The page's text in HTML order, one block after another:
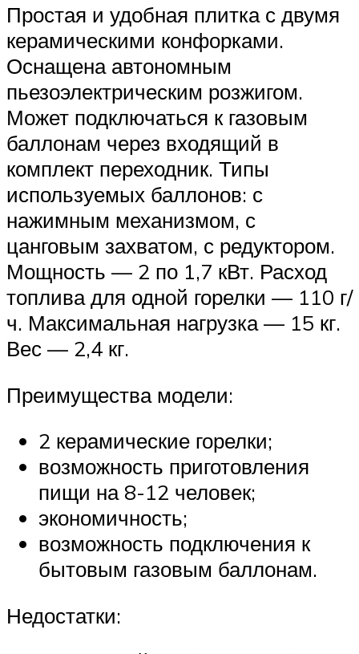
Простая и удобная плитка с двумя
керамическими конфорками.
Оснащена автономным
пьезоэлектрическим розжигом.
Может подключаться к газовым
баллонам через входящий в
комплект переходник. Типы
используемых баллонов: с
нажимным механизмом, с
цанговым захватом, с редуктором.
Мощность — 2 по 1,7 кВт. Расход
топлива для одной горелки — 110 г/
ч. Максимальная нагрузка — 15 кг.
Вес — 2,4 кг.
Преимущества модели:
2 керамические горелки;
возможность приготовления
пищи на 8-12 человек;
экономичность;
возможность подключения к
бытовым газовым баллонам.
Недостатки: